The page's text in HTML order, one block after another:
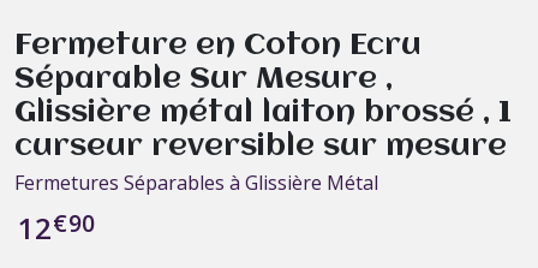
Fermeture en Coton Ecru
Séparable Sur Mesure ,
Glissière métal laiton brossé , 1
curseur reversible sur mesure
Fermetures Séparables à Glissière Métal
12€90